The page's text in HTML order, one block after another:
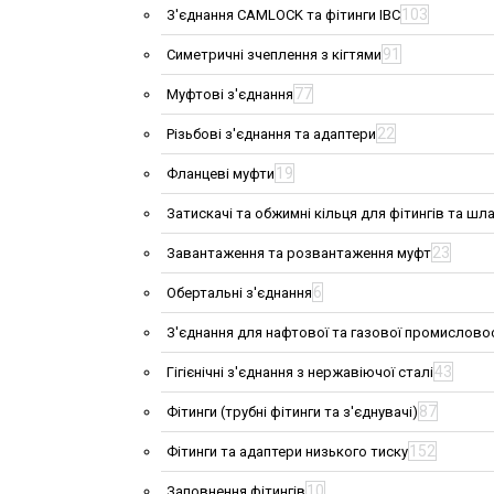
З'єднання CAMLOCK та фітинги IBC 103
Симетричні зчеплення з кігтями 91
Муфтові з'єднання 77
Різьбові з'єднання та адаптери 22
Фланцеві муфти 19
Затискачі та обжимні кільця для фітингів та
Завантаження та розвантаження муфт23
Обертальні з'єднання 6
З'єднання для нафтової та газової
Гігієнічні з'єднання з нержавіючої сталі43
Фітинги (трубні фітинги та з'єднувачі) 87
Фітинги та адаптери низького тиску 152
10